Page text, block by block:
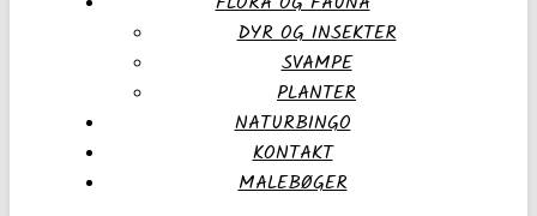
DYR OG INSEKTER
SVAMPE
PLANTER
NATURBINGO
KONTAKT
MALEBØGER